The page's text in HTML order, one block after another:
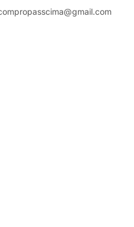
propasscima@gmail.com